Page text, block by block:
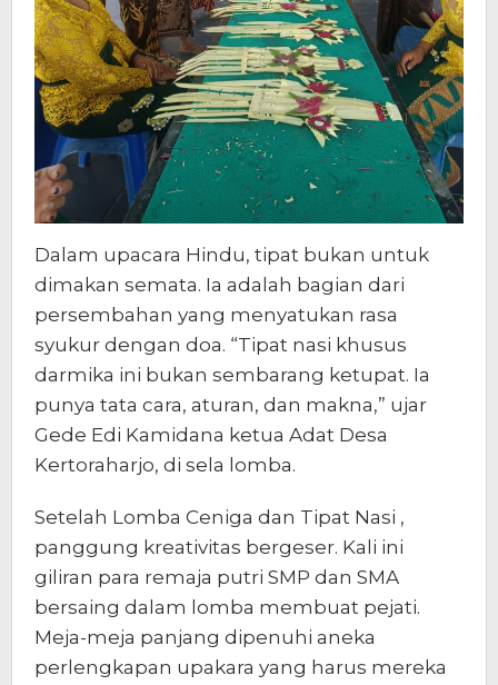
Dalam upacara Hindu, tipat bukan untuk
dimakan semata. Ia adalah bagian dari
persembahan yang menyatukan rasa
syukur dengan doa. “Tipat nasi khusus
darmika ini bukan sembarang ketupat. Ia
punya tata cara, aturan, dan makna,” ujar
Gede Edi Kamidana ketua Adat Desa
Kertoraharjo, di sela lomba.
Setelah Lomba Ceniga dan Tipat Nasi ,
panggung kreativitas bergeser. Kali ini
giliran para remaja putri SMP dan SMA
bersaing dalam lomba membuat pejati.
Meja-meja panjang dipenuhi aneka
perlengkapan upakara yang harus mereka